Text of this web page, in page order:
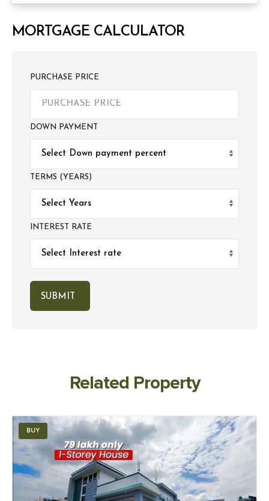
MORTGAGE CALCULATOR
PURCHASE PRICE
DOWN PAYMENT
TERMS (YEARS)
INTEREST RATE
Related Property
BUY